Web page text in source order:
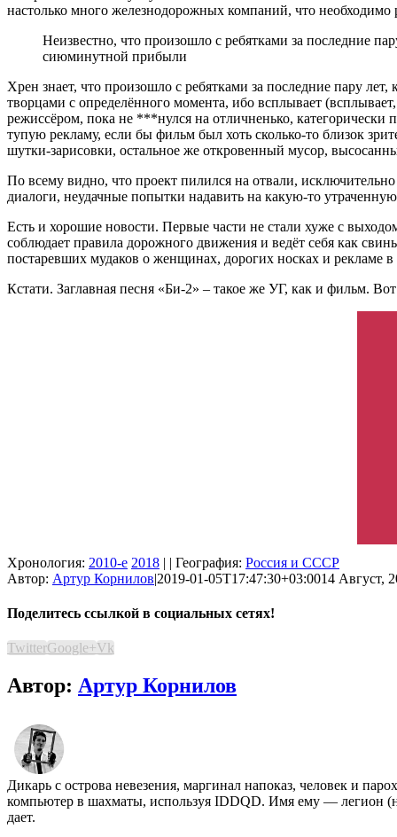
настолько много железнодорожных компаний, что
Неизвестно, что произошло с ребятками за последние
сиюминутной прибыли
Хрен знает, что произошло с ребятками за последние пару
творцами с определённого момента, ибо всплывает
режиссёром, пока не ***нулся на отличненько,
тупую рекламу, если бы фильм был хоть сколько-то близок
шутки-зарисовки, остальное же откровенный мусор,
По всему видно, что проект пилился на отвали,
диалоги, неудачные попытки надавить на какую-то утраченную
Есть и хорошие новости. Первые части не стали хуже с
соблюдает правила дорожного движения и ведёт себя как
постаревших мудаков о женщинах, дорогих носках и рекламе в
Кстати. Заглавная песня «Би-2» – такое же УГ, как и фильм.
Хронология: 2010-е 2018 | | География: Россия и СССР
Автор: Артур Корнилов|2019-01-05T17:47:30+03:0014 Август,
Поделитесь ссылкой в социальных сетях!
TwitterGoogle+Vk
Автор: Артур Корнилов
Дикарь с острова невезения, маргинал напоказ, человек и
компьютер в шахматы, используя IDDQD. Имя ему — легион
дает.